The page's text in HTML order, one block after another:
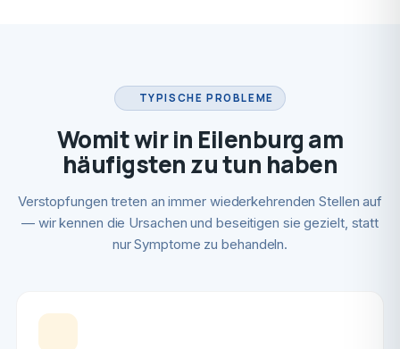
TYPISCHE PROBLEME
Womit wir in Eilenburg am
häufigsten zu tun haben
Verstopfungen treten an immer wiederkehrenden Stellen auf
— wir kennen die Ursachen und beseitigen sie gezielt, statt
nur Symptome zu behandeln.